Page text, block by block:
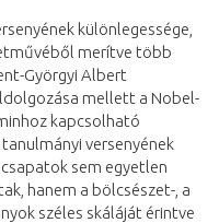
különlegessége,
merítve több
Györgyi Albert
mellett a Nobel-
kapcsolható
versenyének
sem egyetlen
hanem a bölcsészet-, a
széles skáláját érintve